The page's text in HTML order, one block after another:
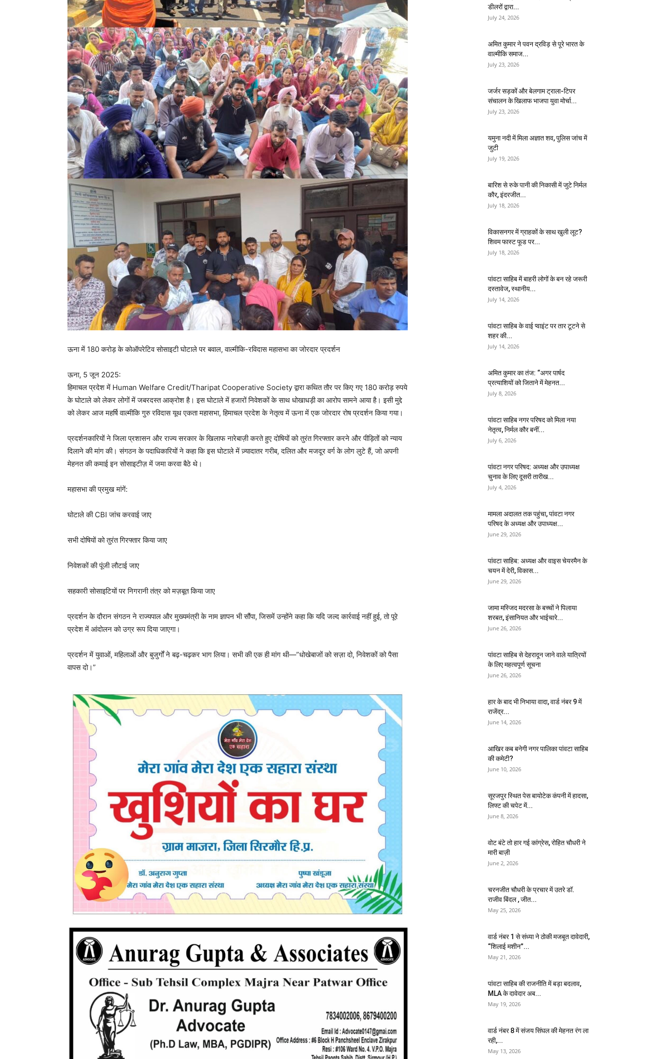
ऊना में 180 करोड़ के कोऑपरेटिव सोसाइटी घोटाले पर बवाल, वाल्मीकि-रविदास महासभा का जोरदार प्रदर्शन
ऊना, 5 जून 2025:
हिमाचल प्रदेश में Human Welfare Credit/Tharipat Cooperative Society द्वारा कथित तौर पर किए गए 180 करोड़ रुपये
के घोटाले को लेकर लोगों में जबरदस्त आक्रोश है। इस घोटाले में हजारों निवेशकों के साथ धोखाधड़ी का आरोप सामने आया है। इसी मुद्दे
को लेकर आज महर्षि वाल्मीकि गुरु रविदास यूथ एकता महासभा, हिमाचल प्रदेश के नेतृत्व में ऊना में एक जोरदार रोष प्रदर्शन किया गया।
प्रदर्शनकारियों ने जिला प्रशासन और राज्य सरकार के खिलाफ नारेबाज़ी करते हुए दोषियों को तुरंत गिरफ्तार करने और पीड़ितों को न्याय
दिलाने की मांग की। संगठन के पदाधिकारियों ने कहा कि इस घोटाले में ज़्यादातर गरीब, दलित और मजदूर वर्ग के लोग लुटे हैं, जो अपनी
मेहनत की कमाई इन सोसाइटीज़ में जमा करवा बैठे थे।
महासभा की प्रमुख मांगें:
घोटाले की CBI जांच करवाई जाए
सभी दोषियों को तुरंत गिरफ्तार किया जाए
निवेशकों की पूंजी लौटाई जाए
सहकारी सोसाइटियों पर निगरानी तंत्र को मज़बूत किया जाए
प्रदर्शन के दौरान संगठन ने राज्यपाल और मुख्यमंत्री के नाम ज्ञापन भी सौंपा, जिसमें उन्होंने कहा कि यदि जल्द कार्रवाई नहीं हुई, तो पूरे
प्रदेश में आंदोलन को उग्र रूप दिया जाएगा।
प्रदर्शन में युवाओं, महिलाओं और बुजुर्गों ने बढ़-चढ़कर भाग लिया। सभी की एक ही मांग थी—”धोखेबाजों को सज़ा दो, निवेशकों को पैसा
वापस दो।”
डीलरों द्वारा...
July 24, 2026
अमित कुमार ने पवन द्रविड़ से पूरे भारत के
वाल्मीकि समाज...
July 23, 2026
जर्जर सड़कों और बेलगाम ट्राला-टिपर
संचालन के खिलाफ भाजपा युवा मोर्चा...
July 23, 2026
यमुना नदी में मिला अज्ञात शव, पुलिस जांच में
जुटी
July 19, 2026
बारिश से रुके पानी की निकासी में जुटे निर्मल
कौर, इंदरजीत...
July 18, 2026
विकासनगर में ग्राहकों के साथ खुली लूट?
शिवम फास्ट फूड पर...
July 18, 2026
पांवटा साहिब में बाहरी लोगों के बन रहे जरूरी
दस्तावेज, स्थानीय...
July 14, 2026
पांवटा साहिब के वाई प्वाइंट पर तार टूटने से
शहर की...
July 14, 2026
अमित कुमार का तंज: “अगर पार्षद
प्रत्याशियों को जिताने में मेहनत...
July 8, 2026
पांवटा साहिब नगर परिषद को मिला नया
नेतृत्व, निर्मल कौर बनीं...
July 6, 2026
पांवटा नगर परिषद: अध्यक्ष और उपाध्यक्ष
चुनाव के लिए दूसरी तारीख...
July 4, 2026
मामला अदालत तक पहुंचा, पांवटा नगर
परिषद के अध्यक्ष और उपाध्यक्ष...
June 29, 2026
पांवटा साहिब: अध्यक्ष और वाइस चेयरमैन के
चयन में देरी, विकास...
June 29, 2026
जामा मस्जिद मदरसा के बच्चों ने पिलाया
शरबत, इंसानियत और भाईचारे...
June 26, 2026
पांवटा साहिब से देहरादून जाने वाले यात्रियों
के लिए महत्वपूर्ण सूचना
June 26, 2026
हार के बाद भी निभाया वादा, वार्ड नंबर 9 में
राजेंद्र...
June 14, 2026
आखिर कब बनेगी नगर पालिका पांवटा साहिब
की कमेटी?
June 10, 2026
सूरजपुर स्थित पेस बायोटेक कंपनी में हादसा,
लिफ्ट की चपेट में...
June 8, 2026
वोट बंटे तो हार गई कांग्रेस, रोहित चौधरी ने
मारी बाज़ी
June 2, 2026
चरनजीत चौधरी के प्रचार में उतरे डॉ.
राजीव बिंदल , जीत...
May 25, 2026
वार्ड नंबर 1 से संध्या ने ठोकी मजबूत दावेदारी,
“शिलाई मशीन”...
May 21, 2026
पांवटा साहिब की राजनीति में बड़ा बदलाव,
MLA के दावेदार अब...
May 19, 2026
वार्ड नंबर 8 में संजय सिंघल की मेहनत रंग ला
रही,...
May 13, 2026